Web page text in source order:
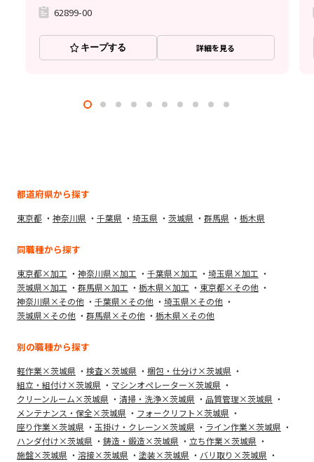
62899-00
キープする 詳細を見る
都道府県から探す
東京都 神奈川県 千葉県 埼玉県 茨城県 群馬県 栃木県
同職種から探す
東京都×加工 神奈川県×加工 千葉県×加工
埼玉県×加工
茨城県×加工
群馬県×加工 栃木県×加工
東京都×その他
神奈川県×その他
千葉県×その他
埼玉県×その他
茨城県×その他
群馬県×その他 栃木県×その他
別の職種から探す
軽作業×茨城県 検査×茨城県
梱包・仕分け×茨城県
組立・組付け×茨城県
マシンオペレーター×茨城県
クリーンルーム×茨城県
清掃・洗浄×茨城県
品質管理×茨城県
メンテナンス・保全×茨城県
フォークリフト×茨城県
座り作業×茨城県
玉掛け・クレーン×茨城県
ライン作業×茨城県
ハンダ付け×茨城県
鋳造・鍛造×茨城県
立ち作業×茨城県
施盤×茨城県
溶接×茨城県 塗装×茨城県
バリ取り×茨城県